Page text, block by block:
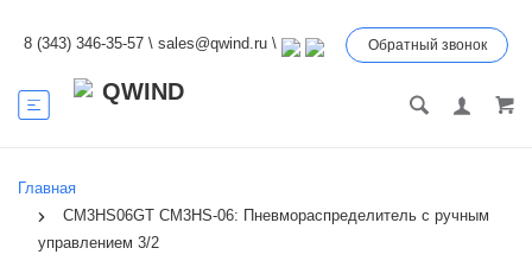
8 (343) 346-35-57 \ sales@qwind.ru \ Обратный звонок
Главная
CM3HS06GT CM3HS-06: Пневмораспределитель с ручным
управлением 3/2